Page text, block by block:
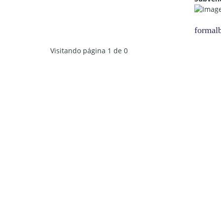
Visitando página 1 de 0